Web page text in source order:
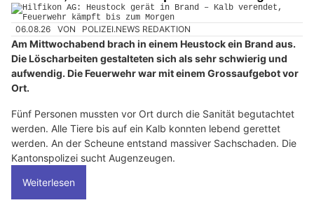
06.08.26 VON POLIZEI.NEWS REDAKTION
Am Mittwochabend brach in einem Heustock ein Brand aus.
Die Löscharbeiten gestalteten sich als sehr schwierig und
aufwendig. Die Feuerwehr war mit einem Grossaufgebot vor
Ort.
Fünf Personen mussten vor Ort durch die Sanität begutachtet
werden. Alle Tiere bis auf ein Kalb konnten lebend gerettet
werden. An der Scheune entstand massiver Sachschaden. Die
Kantonspolizei sucht Augenzeugen.
Weiterlesen